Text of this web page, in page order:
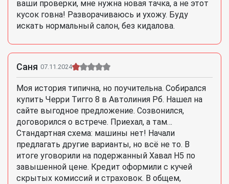
ваши проверки, мне нужна новая тачка, а не этот
кусок говна! Разворачиваюсь и ухожу. Буду
искать нормальный салон, без кидалова.
Саня 07.11.2024
Моя история типична, но поучительна. Собирался
купить Черри Тигго 8 в Автолиния Рб. Нашел на
сайте выгодное предложение. Созвонился,
договорился о встрече. Приехал, а там…
Стандартная схема: машины нет! Начали
предлагать другие варианты, но всё не то. В
итоге уговорили на подержанный Хавал Н5 по
завышенной цене. Кредит оформили с кучей
скрытых комиссий и страховок. В общем,